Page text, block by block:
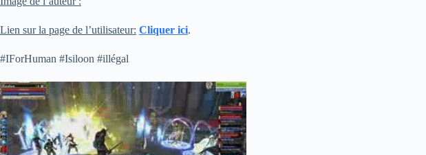
Lien sur la page de l’utilisateur: Cliquer ici.
#IForHuman #Isiloon #illégal